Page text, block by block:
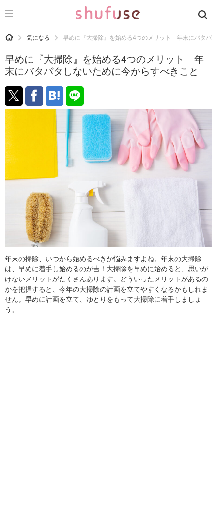
CATEGORY 記事カテゴリ
運気
洗濯
生活の知恵
食材辞典
おすすめ
HOME 気になる 早めに『大掃除』を始める4つのメリット 年末にバタバ
早めに『大掃除』を始める4つのメリット 年
末にバタバタしないために今からすべきこと
年末の掃除、いつから始めるべきか悩みますよね。年末の大掃除
は、早めに着手し始めるのが吉！大掃除を早めに始めると、思いが
けないメリットがたくさんあります。どういったメリットがあるの
かを把握すると、今年の大掃除の計画を立てやすくなるかもしれま
せん。早めに計画を立て、ゆとりをもって大掃除に着手しましょ
う。